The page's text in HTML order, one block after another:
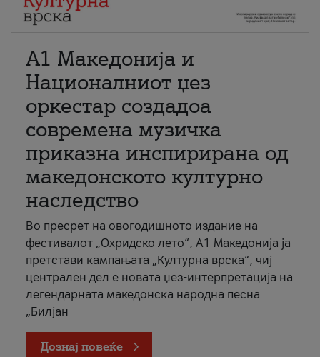
А1 Македонија и
Националниот џез
оркестар создадоа
современа музичка
приказна инспирирана од
македонското културно
наследство
Во пресрет на овогодишното издание на
фестивалот „Охридско лето“, А1 Македонија ја
претстави кампањата „Културна врска“, чиј
централен дел е новата џез-интерпретација на
легендарната македонска народна песна
„Билјан
Дознај повеќе